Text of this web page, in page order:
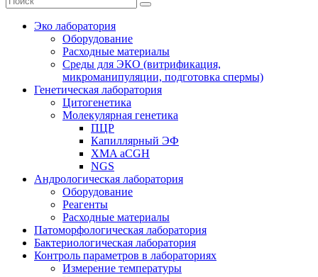
Эко лаборатория
Оборудование
Расходные материалы
Среды для ЭКО (витрификация,
микроманипуляции, подготовка спермы)
Генетическая лаборатория
Цитогенетика
Молекулярная генетика
ПЦР
Капиллярный ЭФ
XMA aCGH
NGS
Андрологическая лаборатория
Оборудование
Реагенты
Расходные материалы
Патоморфологическая лаборатория
Бактериологическая лаборатория
Контроль параметров в лабораториях
Измерение температуры